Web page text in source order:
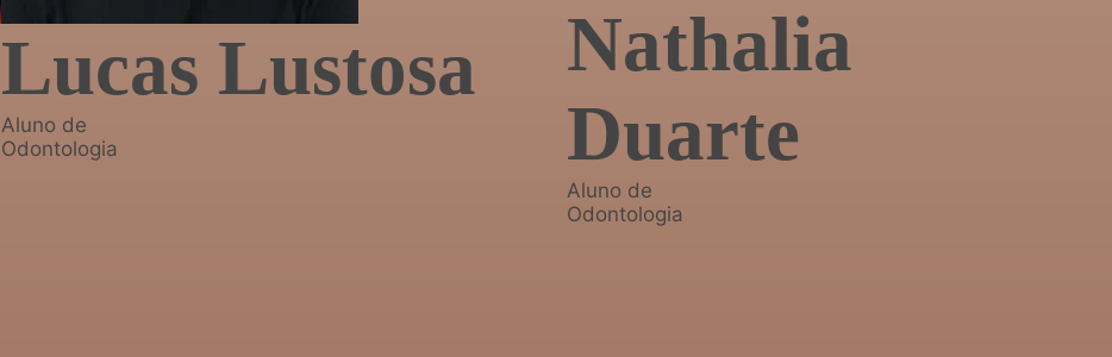
Lucas Lustosa
Aluno de
Odontologia
Nathalia
Duarte
Aluno de
Odontologia